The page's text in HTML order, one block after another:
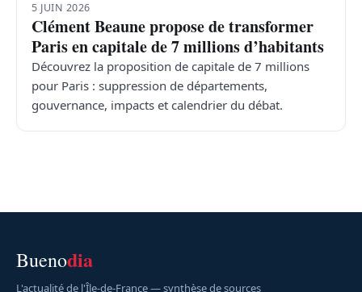
5 JUIN 2026
Clément Beaune propose de transformer
Paris en capitale de 7 millions d’habitants
Découvrez la proposition de capitale de 7 millions
pour Paris : suppression de départements,
gouvernance, impacts et calendrier du débat.
Buenodia
L'actualité de l'Île-de-France — synthèse de sources